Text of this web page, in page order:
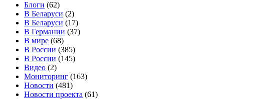
Блоги (62)
В Беларуси (2)
В Беларуси (17)
В Германии (37)
В мире (68)
В России (385)
В России (145)
Видео (2)
Мониторинг (163)
Новости (481)
Новости проекта (61)